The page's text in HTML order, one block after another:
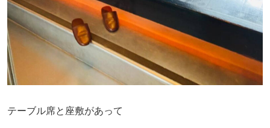
テーブル席と座敷があって